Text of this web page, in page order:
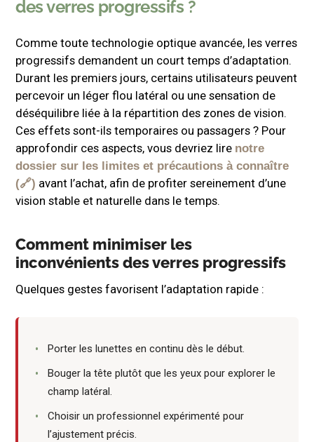
des verres progressifs ?
Comme toute technologie optique avancée, les verres
progressifs demandent un court temps d’adaptation.
Durant les premiers jours, certains utilisateurs peuvent
percevoir un léger flou latéral ou une sensation de
déséquilibre liée à la répartition des zones de vision.
Ces effets sont-ils temporaires ou passagers ? Pour
approfondir ces aspects, vous devriez lire notre
dossier sur les limites et précautions à connaître
avant l’achat, afin de profiter sereinement d’une
vision stable et naturelle dans le temps.
Comment minimiser les
inconvénients des verres progressifs
Quelques gestes favorisent l’adaptation rapide :
Porter les lunettes en continu dès le début.
Bouger la tête plutôt que les yeux pour explorer le
champ latéral.
Choisir un professionnel expérimenté pour
l’ajustement précis.